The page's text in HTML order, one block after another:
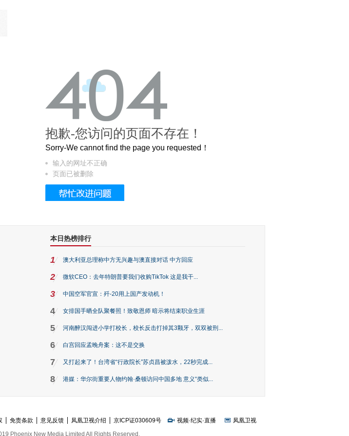
米的长卷，还原了600岁的紫禁城
抱歉-您访问的页面不存在！
Sorry-We cannot find the page you requested！
输入的网址不正确
页面已被删除
本日热榜排行
1 澳大利亚总理称中方无兴趣与澳直接对话 中方回应
2 微软CEO：去年特朗普要我们收购TikTok 这是我干...
3 中国空军官宣：歼-20用上国产发动机！
4 女排国手晒全队聚餐照！致敬恩师 暗示将结束职业生涯
5 河南醉汉闯进小学打校长，校长反击打掉其3颗牙，双双被刑...
6 白宫回应孟晚舟案：这不是交换
7 又打起来了！台湾省“行政院长”苏贞昌被泼水，22秒完成...
8 港媒：华尔街重要人物约翰·桑顿访问中国多地 意义“类似...
免责条款 意见反馈 凤凰卫视介绍 京ICP证030609号 视频·纪实·直播
凤凰卫视
Phoenix New Media Limited All Rights Reserved.